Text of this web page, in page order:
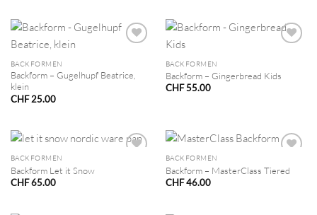
BACKFORMEN
Backform – Gugelhupf Beatrice,
klein
CHF25.00
BACKFORMEN
Backform – Gingerbread Kids
CHF55.00
BACKFORMEN
Backform Let it Snow
CHF65.00
BACKFORMEN
Backform – MasterClass Tiered
CHF46.00